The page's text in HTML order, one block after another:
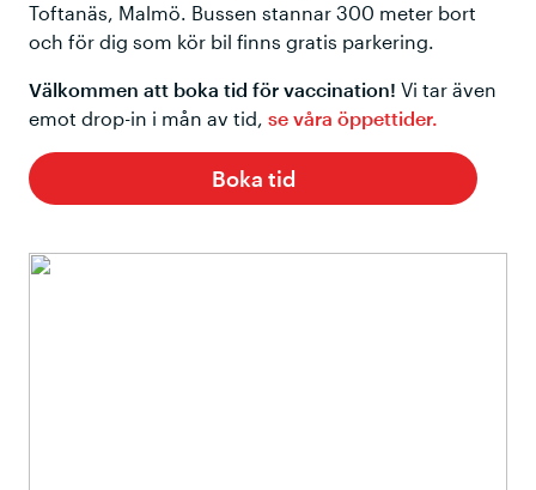
Toftanäs, Malmö. Bussen stannar 300 meter bort
och för dig som kör bil finns gratis parkering.
Välkommen att boka tid för vaccination! Vi tar även
emot drop-in i mån av tid, se våra öppettider.
Boka tid